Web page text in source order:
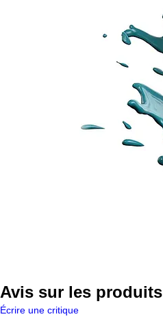
Avis sur les produits
Écrire une critique